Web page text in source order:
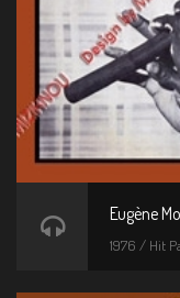
Eugène
1976 / Hit